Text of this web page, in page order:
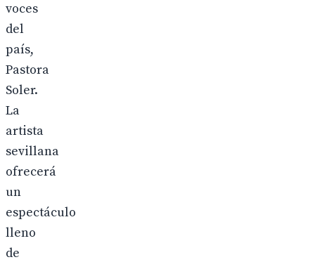
voces
del
país,
Pastora
Soler.
La
artista
sevillana
ofrecerá
un
espectáculo
lleno
de